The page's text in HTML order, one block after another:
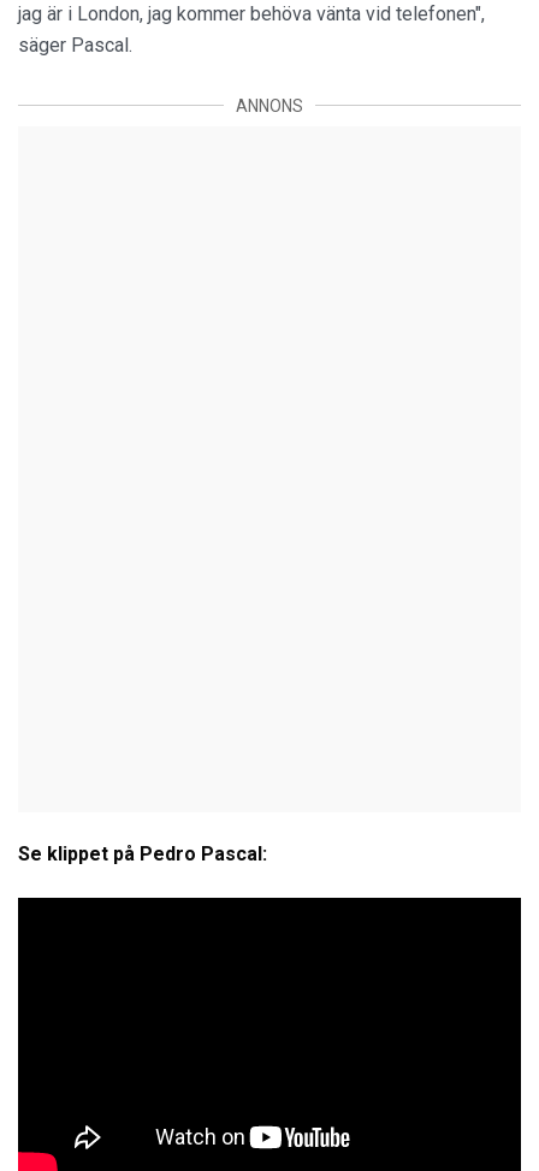
jag är i London, jag kommer behöva vänta vid telefonen",
säger Pascal.
ANNONS
Se klippet på Pedro Pascal: